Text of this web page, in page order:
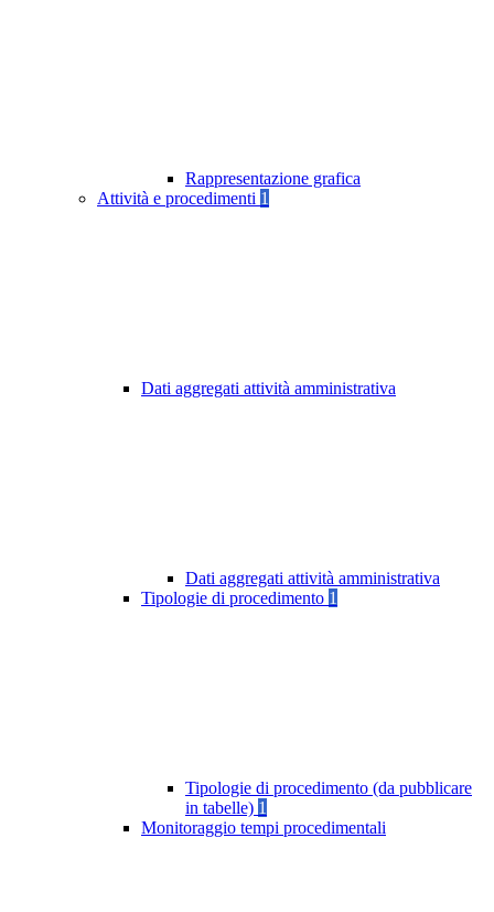
Rappresentazione grafica
Attività e procedimenti 1
Dati aggregati attività amministrativa
Dati aggregati attività amministrativa
Tipologie di procedimento 1
Tipologie di procedimento (da pubblicare
in tabelle) 1
Monitoraggio tempi procedimentali